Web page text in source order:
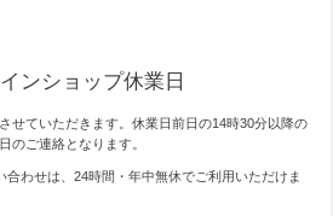
ンショップ休業日
せていただきます。休業日前日の14時30分以降の
のご連絡となります。
わせは、 24時間・年中無休でご利用いただけま